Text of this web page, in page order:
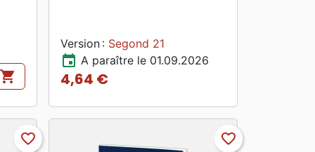
shopping_cart
Version : Segond 21
event A paraître le 01.09.2026
Prix
4,64 €
favorite_border favorite_border